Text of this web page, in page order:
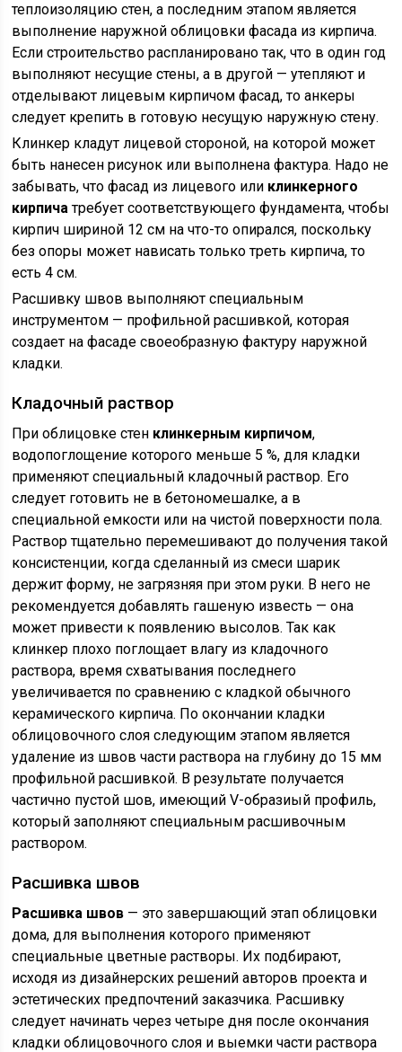
теплоизоляцию стен, а последним этапом является
выполнение наружной облицовки фасада из кирпича.
Если строительство распланировано так, что в один год
выполняют несущие стены, а в другой — утепляют и
отделывают лицевым кирпичом фасад, то анкеры
следует крепить в готовую несущую наружную стену.
Клинкер кладут лицевой стороной, на которой может
быть нанесен рисунок или выполнена фактура. Надо не
забывать, что фасад из лицевого или клинкерного
кирпичатребует соответствующего фундамента, чтобы
кирпич шириной 12 см на что-то опирался, поскольку
без опоры может нависать только треть кирпича, то
есть 4 см.
Расшивку швов выполняют специальным
инструментом — профильной расшивкой, которая
создает на фасаде своеобразную фактуру наружной
кладки.
Кладочный раствор
При облицовке стен клинкерным кирпичом,
водопоглощение которого меньше 5 %, для кладки
применяют специальный кладочный раствор. Его
следует готовить не в бетономешалке, а в
специальной емкости или на чистой поверхности пола.
Раствор тщательно перемешивают до получения такой
консистенции, когда сделанный из смеси шарик
держит форму, не загрязняя при этом руки. В него не
рекомендуется добавлять гашеную известь — она
может привести к появлению высолов. Так как
клинкер плохо поглощает влагу из кладочного
раствора, время схватывания последнего
увеличивается по сравнению с кладкой обычного
керамического кирпича. По окончании кладки
облицовочного слоя следующим этапом является
удаление из швов части раствора на глубину до 15 мм
профильной расшивкой. В результате получается
частично пустой шов, имеющий V-образиый профиль,
который заполняют специальным расшивочным
раствором.
Расшивка швов
Расшивка швов — это завершающий этап облицовки
дома, для выполнения которого применяют
специальные цветные растворы. Их подбирают,
исходя из дизайнерских решений авторов проекта и
эстетических предпочтений заказчика. Расшивку
следует начинать через четыре дня после окончания
кладки облицовочного слоя и выемки части раствора